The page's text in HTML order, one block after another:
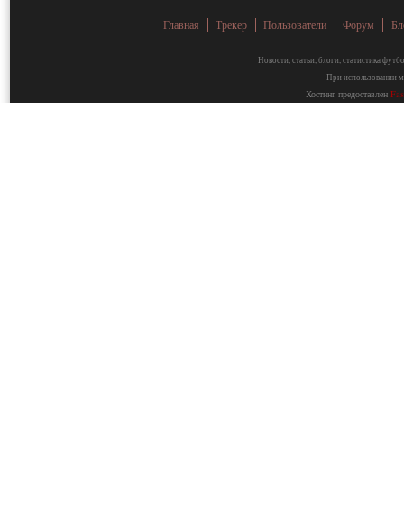
Главная Трекер Пользователи Форум
Новости, статьи, блоги, статистика
При использовании
Хостинг предоставлен